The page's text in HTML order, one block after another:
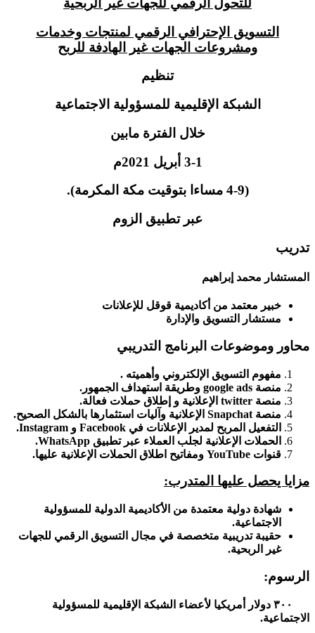
للتحول الرقمي للجهات غير الربحية
التسويق الإحترافي الرقمي لمنتجات وخدمات
ومشروعات الجهات غير الهادفة للربح
تنظيم
الشبكة الإقليمية للمسؤولية الاجتماعية
خلال الفترة مابين
3-1 أبريل 2021م
(4-9 مساءا بتوقيت مكة المكرمة).
عبر تطبيق الزوم
تدريب
المستشار محمد إبراهيم
خبير معتمد من أكاديمية قوقل للإعلانات
مستشار التسويق والإدارة
محاور وموضوعات البرنامج التدريبي
مفهوم التسويق الإلكتروني وأهميته .
منصة google ads وطريقة استهداف الجمهور.
منصة twitter الإعلانية و إطلاق حملات فعالة.
منصة Snapchat الإعلانية وآليات استثمارها بالشكل الصحيح.
التفعيل المربح لمدير الإعلانات في Facebook و Instagram.
الحملات الإعلانية لجلب العملاء عبر تطبيق WhatsApp.
قنوات YouTube ومفاتيح اطلاق الحملات الإعلانية عليها.
مزايا يحصل عليها المتدرب:
شهادة دولية معتمدة من الأكاديمية الدولية للمسؤولية
الاجتماعية.
حقيبة تدريبية متخصصة في مجال التسويق الرقمي للجهات
غير الربحية.
الرسوم:
٣٠٠ دولار أمريكيا لأعضاء الشبكة الإقليمية للمسؤولية
الاجتماعية.